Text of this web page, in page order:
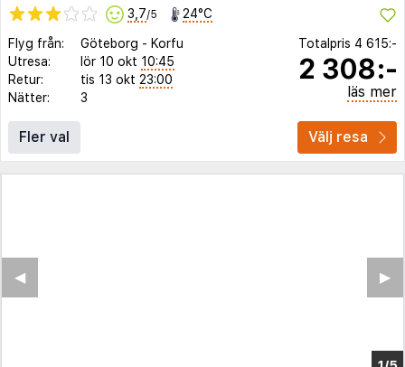
3,7/5 24°C
Flyg från: Göteborg - Korfu
Utresa:
lör 10 okt 10:45
Retur:
tis 13 okt 23:00
Nätter:
3
Totalpris 4 615:-
2 308:-
läs mer
Fler val Välj resa